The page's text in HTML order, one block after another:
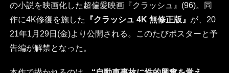
の小説を映画化した超偏愛映画『クラッシュ』(96)。同
作に4K修復を施した
『クラッシュ 4K 無修正版』 が、20
21年1月29日(金)より公開される。このたびポスターと予
告編が解禁となった。